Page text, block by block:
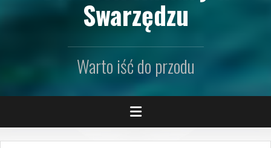
Swarzędzu
Warto iść do przodu